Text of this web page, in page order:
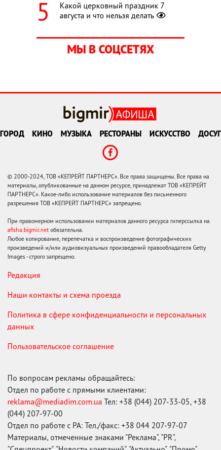
Какой церковный праздник 7
августа и что нельзя делать
МЫ В СОЦСЕТЯХ
ГОРОД КИНО МУЗЫКА РЕСТОРАНЫ ИСКУССТВО ДОСУГ
© 2000-2024, ТОВ «КЕПРЕЙТ ПАРТНЕРС». Все права защищены. Все права на
материалы, опубликованные на данном ресурсе, принадлежат ТОВ «КЕПРЕЙТ
ПАРТНЕРС». Какое-либо использование материалов без письменного
разрешения ТОВ «КЕПРЕЙТ ПАРТНЕРС» запрещено.
При правомерном использовании материалов данного ресурса гиперссылка на
afisha.bigmir.net обязательна.
Любое копирование, перепечатка и воспроизведение фотографических
произведений и/или аудиовизуальных произведений правообладателя Getty
Images - строго запрещено.
Редакция
Наши контакты и схема проезда
Политика в сфере конфиденциальности и персональных
данных
Пользовательское соглашение
По вопросам рекламы обращайтесь:
Отдел по работе с прямыми клиентами:
reklama@mediadim.com.ua Тел: +38 (044) 207-33-05, +38
(044) 207-97-00
Отдел по работе с РА: Тел./факс: +38 044 207-97-07
Материалы, отмеченные знаками "Реклама", "PR",